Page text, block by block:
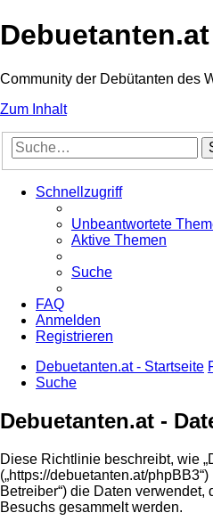
Debuetanten.at
Community der Debütanten des
Zum Inhalt
Schnellzugriff
Unbeantwortete
Aktive Themen
Suche
FAQ
Anmelden
Registrieren
Debuetanten.at - Startseite
Suche
Debuetanten.at -
Diese Richtlinie beschreibt, wie
(„https://debuetanten.at/
Betreiber“) die Daten
Besuchs gesammelt werden.